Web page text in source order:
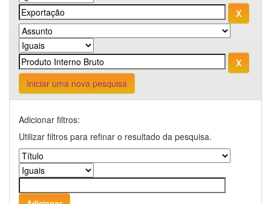
Iniciar uma nova pesquisa
Adicionar filtros:
Utilizar filtros para refinar o resultado da pesquisa.